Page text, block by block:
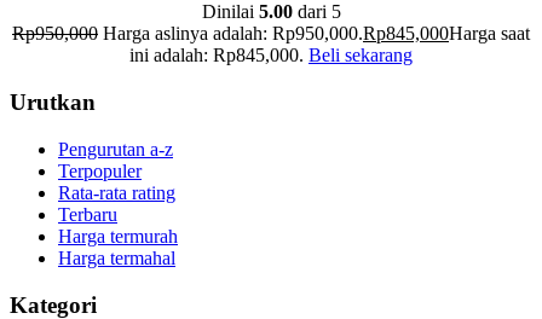
Dinilai 5.00dari 5
Rp950,000 Harga aslinya adalah: Rp950,000.Rp845,000Harga saat
ini adalah: Rp845,000. Beli sekarang
Urutkan
Pengurutan a-z
Terpopuler
Rata-rata rating
Terbaru
Harga termurah
Harga termahal
Kategori